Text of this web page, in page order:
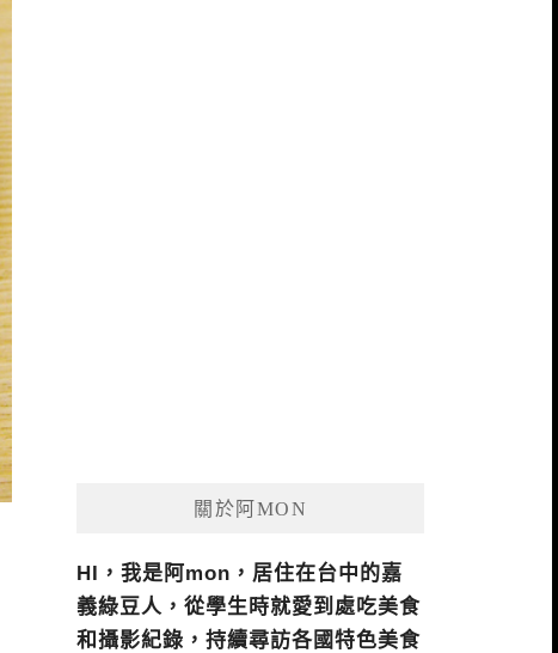
關於阿MON
HI，我是阿mon，居住在台中的嘉
義綠豆人，從學生時就愛到處吃美食
和攝影紀錄，持續尋訪各國特色美食